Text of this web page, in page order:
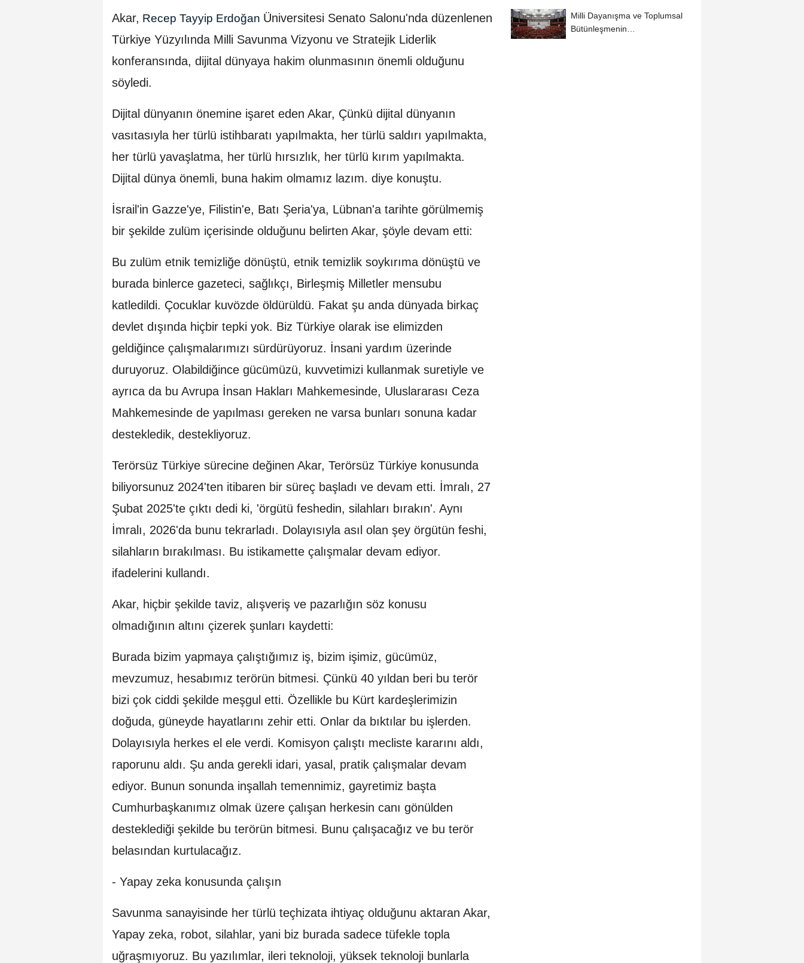
Akar, Recep Tayyip Erdoğan Üniversitesi Senato Salonu'nda düzenlenen
Türkiye Yüzyılında Milli Savunma Vizyonu ve Stratejik Liderlik
konferansında, dijital dünyaya hakim olunmasının önemli olduğunu
söyledi.
Dijital dünyanın önemine işaret eden Akar, Çünkü dijital dünyanın
vasıtasıyla her türlü istihbaratı yapılmakta, her türlü saldırı yapılmakta,
her türlü yavaşlatma, her türlü hırsızlık, her türlü kırım yapılmakta.
Dijital dünya önemli, buna hakim olmamız lazım. diye konuştu.
İsrail'in Gazze'ye, Filistin'e, Batı Şeria'ya, Lübnan'a tarihte görülmemiş
bir şekilde zulüm içerisinde olduğunu belirten Akar, şöyle devam etti:
Bu zulüm etnik temizliğe dönüştü, etnik temizlik soykırıma dönüştü ve
burada binlerce gazeteci, sağlıkçı, Birleşmiş Milletler mensubu
katledildi. Çocuklar kuvözde öldürüldü. Fakat şu anda dünyada birkaç
devlet dışında hiçbir tepki yok. Biz Türkiye olarak ise elimizden
geldiğince çalışmalarımızı sürdürüyoruz. İnsani yardım üzerinde
duruyoruz. Olabildiğince gücümüzü, kuvvetimizi kullanmak suretiyle ve
ayrıca da bu Avrupa İnsan Hakları Mahkemesinde, Uluslararası Ceza
Mahkemesinde de yapılması gereken ne varsa bunları sonuna kadar
destekledik, destekliyoruz.
Terörsüz Türkiye sürecine değinen Akar, Terörsüz Türkiye konusunda
biliyorsunuz 2024'ten itibaren bir süreç başladı ve devam etti. İmralı, 27
Şubat 2025'te çıktı dedi ki, 'örgütü feshedin, silahları bırakın'. Aynı
İmralı, 2026'da bunu tekrarladı. Dolayısıyla asıl olan şey örgütün feshi,
silahların bırakılması. Bu istikamette çalışmalar devam ediyor.
ifadelerini kullandı.
Akar, hiçbir şekilde taviz, alışveriş ve pazarlığın söz konusu
olmadığının altını çizerek şunları kaydetti:
Burada bizim yapmaya çalıştığımız iş, bizim işimiz, gücümüz,
mevzumuz, hesabımız terörün bitmesi. Çünkü 40 yıldan beri bu terör
bizi çok ciddi şekilde meşgul etti. Özellikle bu Kürt kardeşlerimizin
doğuda, güneyde hayatlarını zehir etti. Onlar da bıktılar bu işlerden.
Dolayısıyla herkes el ele verdi. Komisyon çalıştı mecliste kararını aldı,
raporunu aldı. Şu anda gerekli idari, yasal, pratik çalışmalar devam
ediyor. Bunun sonunda inşallah temennimiz, gayretimiz başta
Cumhurbaşkanımız olmak üzere çalışan herkesin canı gönülden
desteklediği şekilde bu terörün bitmesi. Bunu çalışacağız ve bu terör
belasından kurtulacağız.
- Yapay zeka konusunda çalışın
Savunma sanayisinde her türlü teçhizata ihtiyaç olduğunu aktaran Akar,
Yapay zeka, robot, silahlar, yani biz burada sadece tüfekle topla
uğraşmıyoruz. Bu yazılımlar, ileri teknoloji, yüksek teknoloji bunlarla
Milli Dayanışma ve Toplumsal
Bütünleşmenin